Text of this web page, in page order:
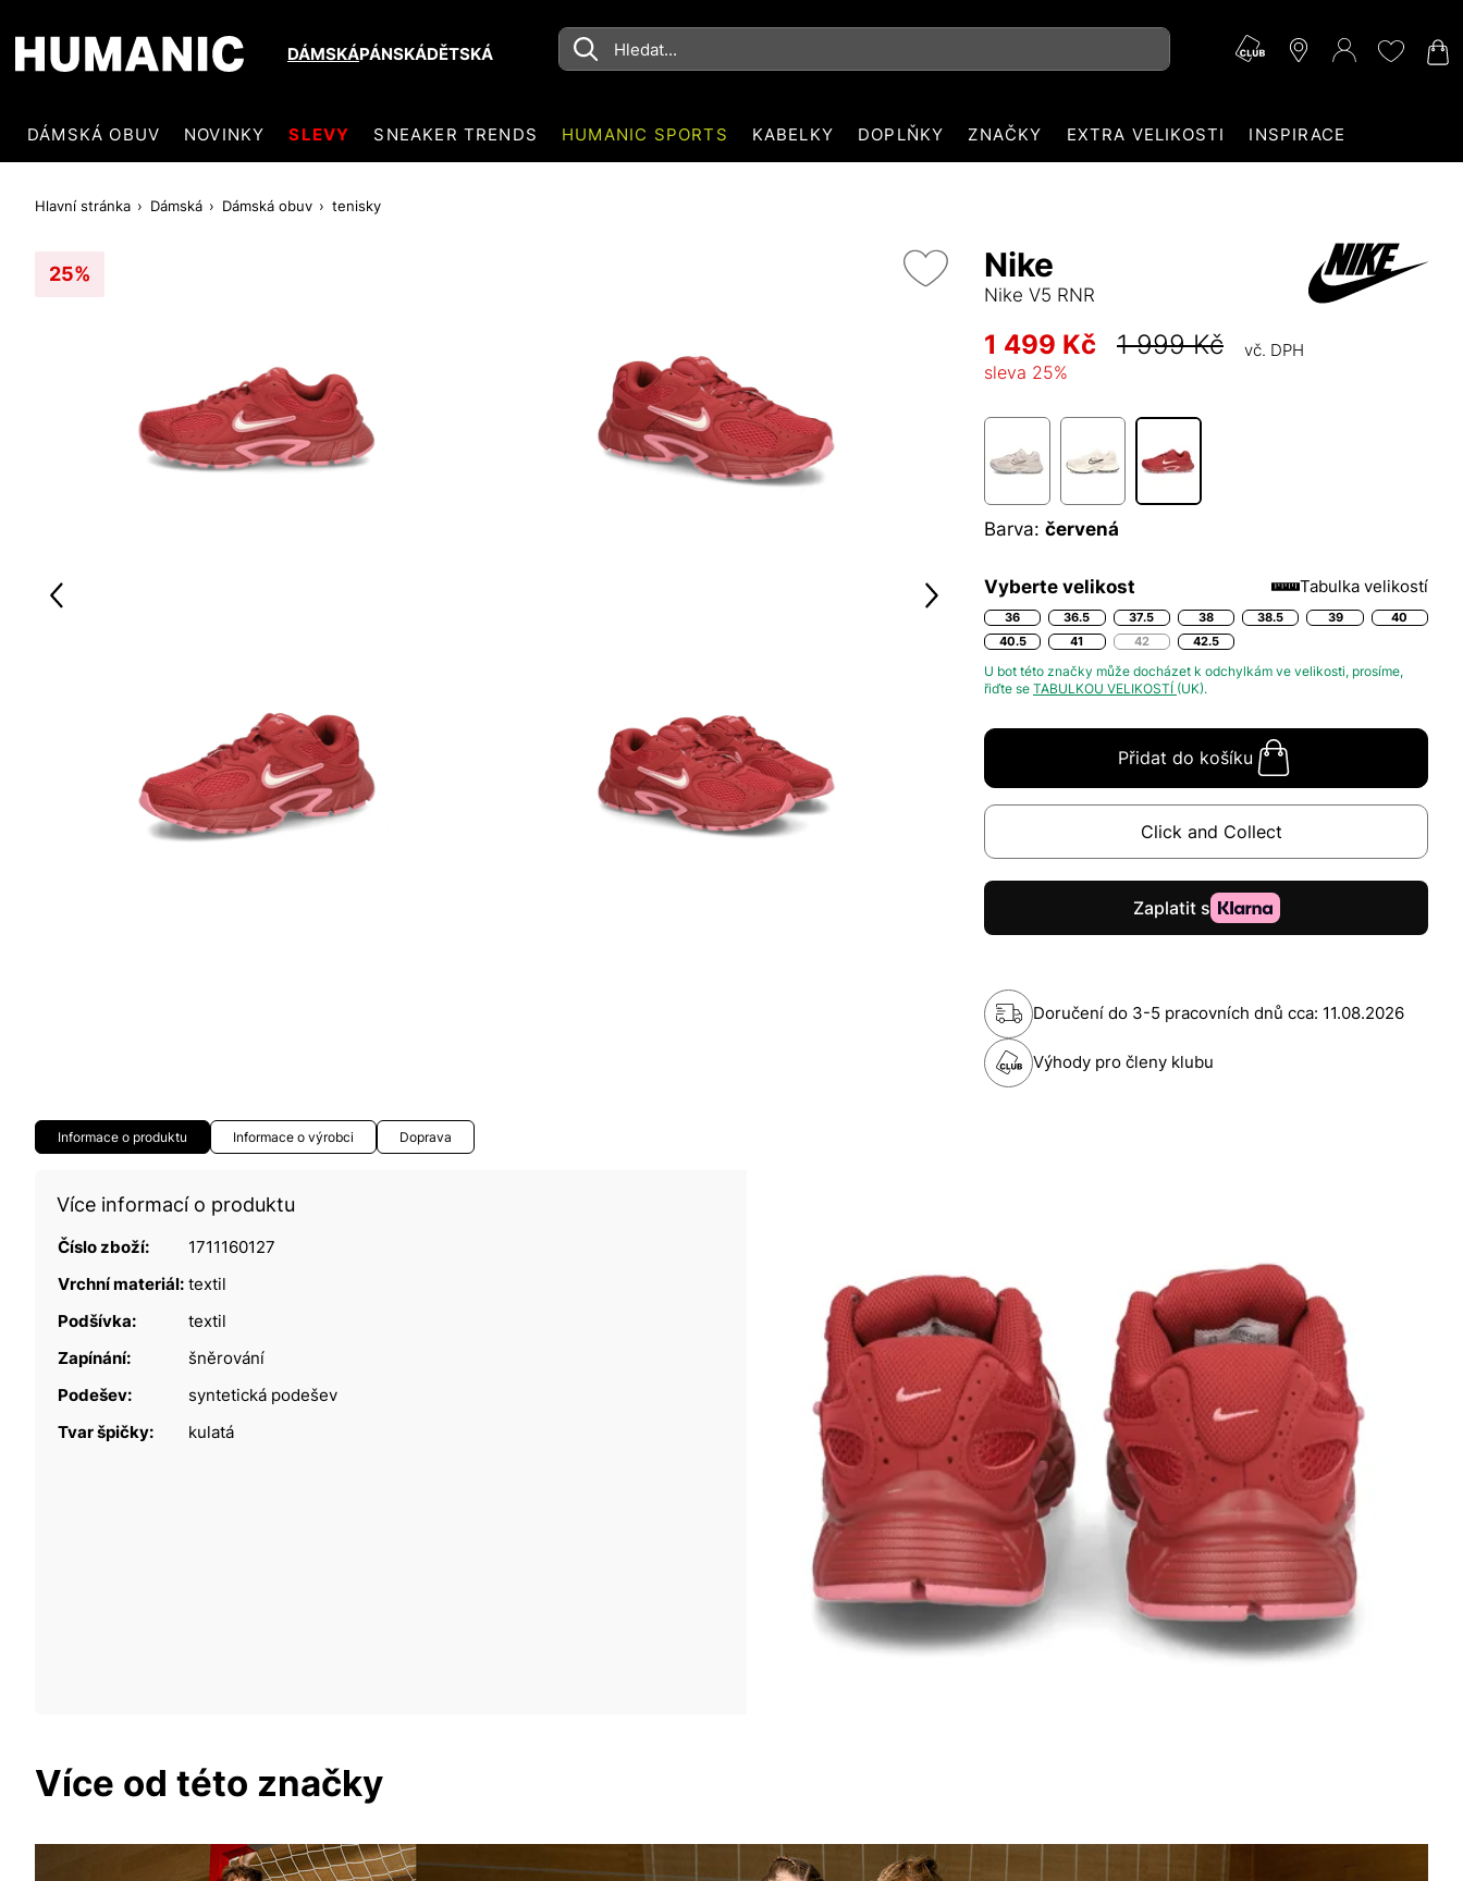
DÁMSKÁPÁNSKÁDĚTSKÁ
DÁMSKÁ OBUV NOVINKY SLEVY SNEAKER TRENDS HUMANIC SPORTS KABELKY DOPLŇKY ZNAČKY EXTRA VELIKOSTI INSPIRACE
Hlavní stránka Dámská Dámská obuv tenisky
25% Nike
Nike V5 RNR
1 499 Kč 1 999 Kč vč. DPH
sleva 25%
Barva: červená
Vyberte velikost Tabulka velikostí
36 36.5 37.5 38 38.5 39
40
40.5
41 42 42.5
U bot této značky může docházet k odchylkám ve velikosti, prosíme,
řiďte se TABULKOU VELIKOSTÍ (UK).
Přidat do košíku
Click and Collect
Doručení do 3-5 pracovních dnů cca: 11.08.2026
Výhody pro členy klubu
Informace o produktu Informace o výrobci Doprava
Více informací o produktu
Číslo zboží:
1711160127
Vrchní materiál: textil
Podšívka:
textil
Zapínání:
šněrování
Podešev:
syntetická podešev
Tvar špičky:
kulatá
Více od této značky